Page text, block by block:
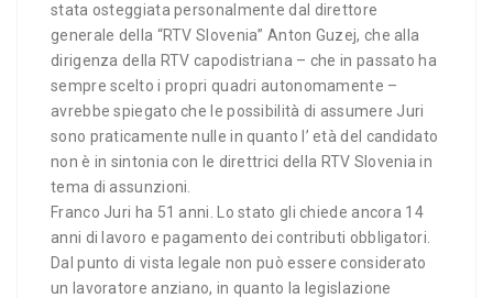
stata osteggiata personalmente dal direttore
generale della “RTV Slovenia” Anton Guzej, che alla
dirigenza della RTV capodistriana – che in passato ha
sempre scelto i propri quadri autonomamente –
avrebbe spiegato che le possibilità di assumere Juri
sono praticamente nulle in quanto l’ età del candidato
non è in sintonia con le direttrici della RTV Slovenia in
tema di assunzioni.
Franco Juri ha 51 anni. Lo stato gli chiede ancora 14
anni di lavoro e pagamento dei contributi obbligatori.
Dal punto di vista legale non può essere considerato
un lavoratore anziano, in quanto la legislazione